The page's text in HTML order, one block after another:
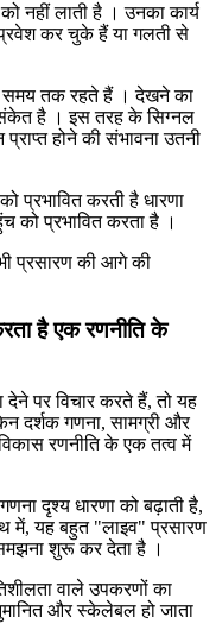
नहीं लाती है । उनका कार्य
प्रवेश कर चुके हैं या गलती से
समय तक रहते हैं । देखने का
संकेत है । इस तरह के सिग्नल
होने की संभावना उतनी
प्रभावित करती है धारणा
को प्रभावित करता है ।
प्रसारण की आगे की
है एक रणनीति के
देने पर विचार करते हैं, तो यह
दर्शक गणना, सामग्री और
रणनीति के एक तत्व में
दृश्य धारणा को बढ़ाती है,
में, यह बहुत "लाइव" प्रसारण
शुरू कर देता है ।
वाले उपकरणों का
और स्केलेबल हो जाता